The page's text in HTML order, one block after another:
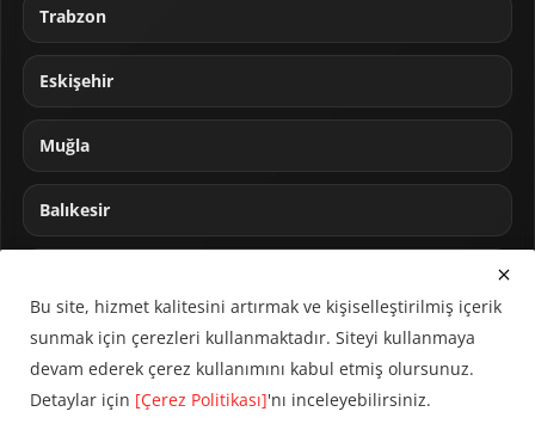
Trabzon
Eskişehir
Muğla
Balıkesir
Bu site, hizmet kalitesini artırmak ve kişiselleştirilmiş içerik
sunmak için çerezleri kullanmaktadır. Siteyi kullanmaya
devam ederek çerez kullanımını kabul etmiş olursunuz.
Detaylar için [Çerez Politikası]'nı inceleyebilirsiniz.